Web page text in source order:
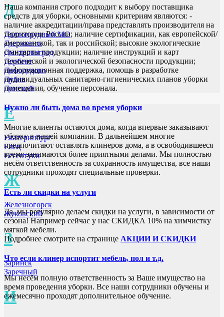
Д
Долгопрудный МО
Дзержинск
Дмитровоград
Дербент
Домодедово
Дубна
Донской
Е
Екатеринбург
Елец
Ессентуки
Ж
Железногорск
Жуковский
З
Заринск
Заречный
И
Наша компания строго подходит к выбору поставщика
средств для уборки, основными критериям являются: -
наличие аккредитации/права представлять производителя на
территории России; наличие сертификации, как европейской/
американской, так и российской; высокие экологические
стандарты продукции; наличие инструкций и карт
технической и экологической безопасности продукции;
информационная поддержка, помощь в разработке
индивидуальных санитарно-гигиенических планов уборки
помещения, обучение персонала.
Нужно ли быть дома во время уборки
Многие клиенты остаются дома, когда впервые заказывают
уборку в нашей компании. В дальнейшем многие
предпочитают оставлять клинеров дома, а в освободившееся
время занимаются более приятными делами. Мы полностью
несём ответственность за сохранность имущества, все наши
сотрудники проходят специальные проверки.
Есть ли скидки на услуги
Да, мы регулярно делаем скидки на услуги, в зависимости от
сезона! Например сейчас у нас СКИДКА 10% на химчистку
мягкой мебели.
Подробнее смотрите на странице АКЦИИ И СКИДКИ
Что если клинер испортит мебель, пол и т.д.
Мы несём полную ответственность за Ваше имущество на
время проведения уборки. Все наши сотрудники обучены и
ежемесячно проходят дополнительное обучение.